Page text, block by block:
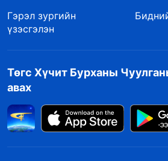
Гэрэл зургийн
үзэсгэлэн
Төгс Хүчит Бурханы
авах